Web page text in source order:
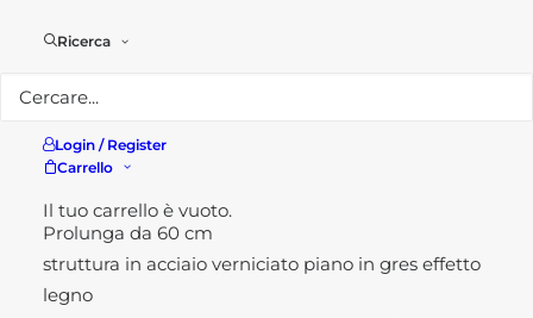
Ricerca
Login / Register
Carrello
Il tuo carrello è vuoto.
un ombrellone.
Caratteristiche tecniche:
Allungabile con Prolunga
Prolunga da 60 cm
struttura in acciaio verniciato piano in gres effetto
legno